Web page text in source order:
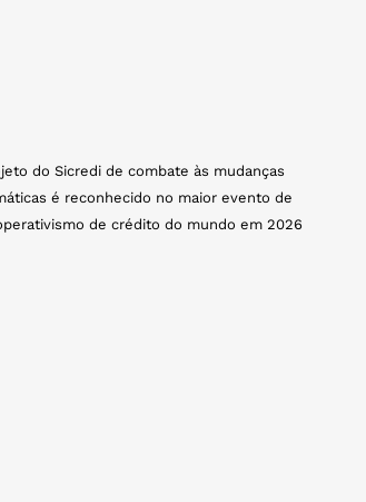
do Sicredi de combate às mudanças
é reconhecido no maior evento de
de crédito do mundo em 2026